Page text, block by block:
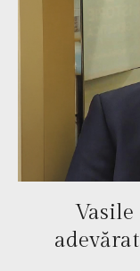
Vasile